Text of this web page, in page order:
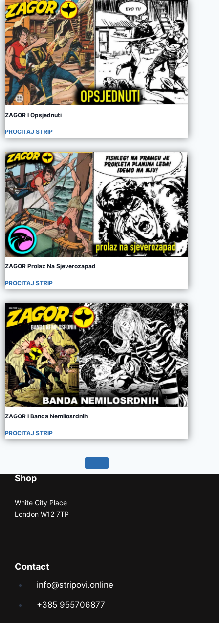
ZAGOR I Opsjednuti
PROCITAJ STRIP
ZAGOR Prolaz Na Sjeverozapad
PROCITAJ STRIP
ZAGOR I Banda Nemilosrdnih
PROCITAJ STRIP
Shop
White City Place
London W12 7TP
Contact
info@stripovi.online
+385 955706877